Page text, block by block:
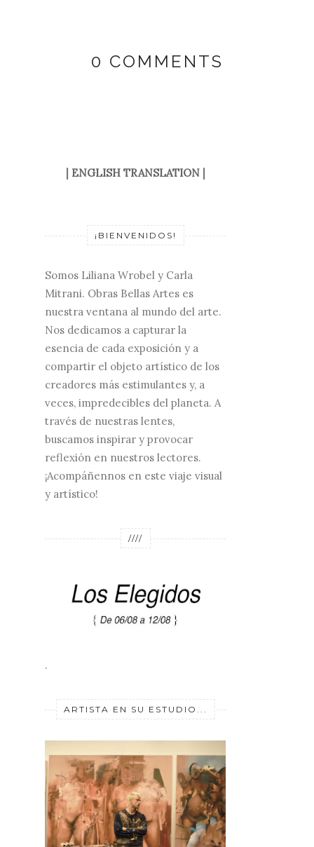
0 COMMENTS
| ENGLISH TRANSLATION|
¡BIENVENIDOS!
Somos Liliana Wrobel y Carla
Mitrani. Obras Bellas Artes es
nuestra ventana al mundo del arte.
Nos dedicamos a capturar la
esencia de cada exposición y a
compartir el objeto artístico de los
creadores más estimulantes y, a
veces, impredecibles del planeta. A
través de nuestras lentes,
buscamos inspirar y provocar
reflexión en nuestros lectores.
¡Acompáñennos en este viaje visual
y artístico!
////
.
ARTISTA EN SU ESTUDIO...